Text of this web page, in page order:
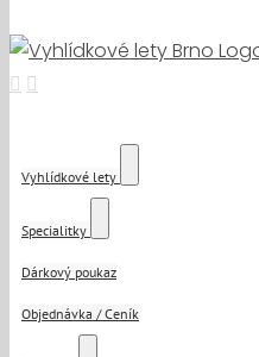
Vyhlídkové lety
Specialitky
Dárkový poukaz
Objednávka / Ceník